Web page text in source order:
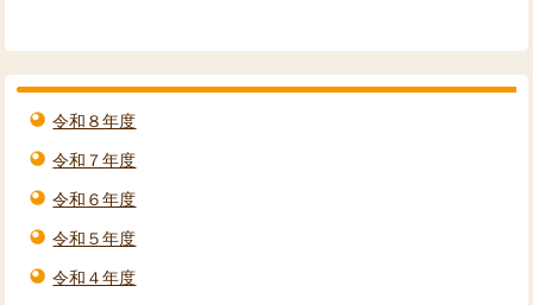
令和８年度
令和７年度
令和６年度
令和５年度
令和４年度